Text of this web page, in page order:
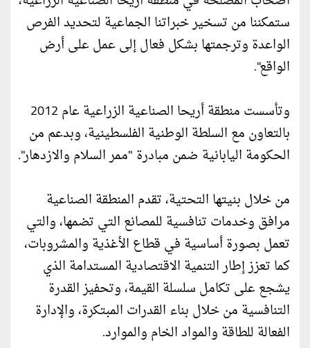
ستمكننا من تسخير خبراتنا الجماعية لتحديد الفرص
الواعدة وترجمتها بشكل فعال إلى عمل على أرض
الواقع".
وتأسست منطقة أريحا الصناعية الزراعية عام 2012
بالتعاون مع السلطة الوطنية الفلسطينية، وبدعم من
الحكومة اليابانية ضمن مبادرة "ممر السلام والازدهار".
من خلال بنيتها التحتية، تقدم المنطقة الصناعية
مرافق وخدمات تنافسية للمصانع التي تضمها، والتي
تعمل بصورة أساسية في قطاع الأغذية والمشروبات،
كما تعزز إطار التنمية الاقتصادية المستدامة الذي
يشجع على تكامل سلسلة القيمة، وتحفيز القدرة
التنافسية من خلال بناء القدرات المبتكرة، والإدارة
الفعالة للطاقة والمواد الخام والموارد.